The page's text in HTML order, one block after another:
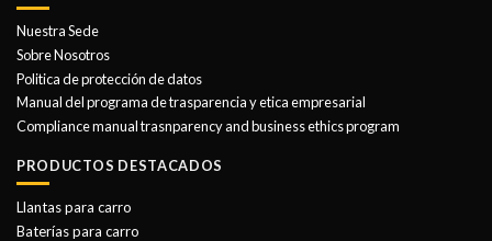
Nuestra Sede
Sobre Nosotros
Politica de protección de datos
Manual del programa de trasparencia y etica empresarial
Compliance manual trasnparency and business ethics program
PRODUCTOS DESTACADOS
Llantas para carro
Baterías para carro